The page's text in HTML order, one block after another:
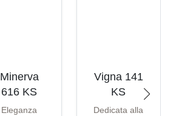
Minerva
616 KS
Eleganza
Vigna 141
KS
Dedicata alla